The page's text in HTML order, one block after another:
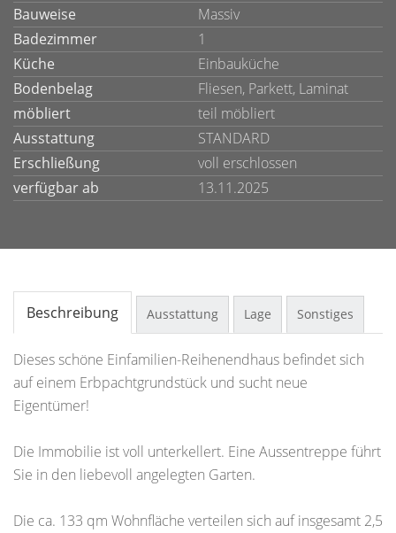
Bauweise
Massiv
Badezimmer
1
Küche
Einbauküche
Bodenbelag
Fliesen, Parkett, Laminat
möbliert
teil möbliert
Ausstattung
STANDARD
Erschließung
voll erschlossen
verfügbar ab
13.11.2025
Beschreibung Ausstattung Lage Sonstiges
Dieses schöne Einfamilien-Reihenendhaus befindet sich
auf einem Erbpachtgrundstück und sucht neue
Eigentümer!
Die Immobilie ist voll unterkellert. Eine Aussentreppe führt
Sie in den liebevoll angelegten Garten.
Die ca. 133 qm Wohnfläche verteilen sich auf insgesamt 2,5